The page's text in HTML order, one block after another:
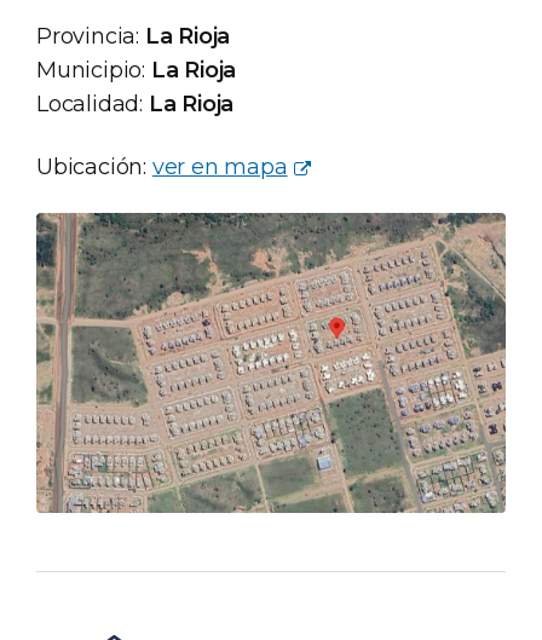
Provincia: La Rioja
Municipio: La Rioja
Localidad: La Rioja
Ubicación: ver en mapa